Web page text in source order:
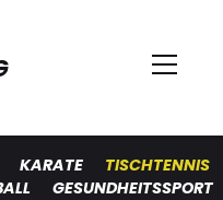
KARATE
TISCHTENNIS
GESUNDHEITSSPORT